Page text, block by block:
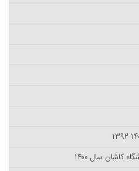
کاشان سال ۱۴۰۰